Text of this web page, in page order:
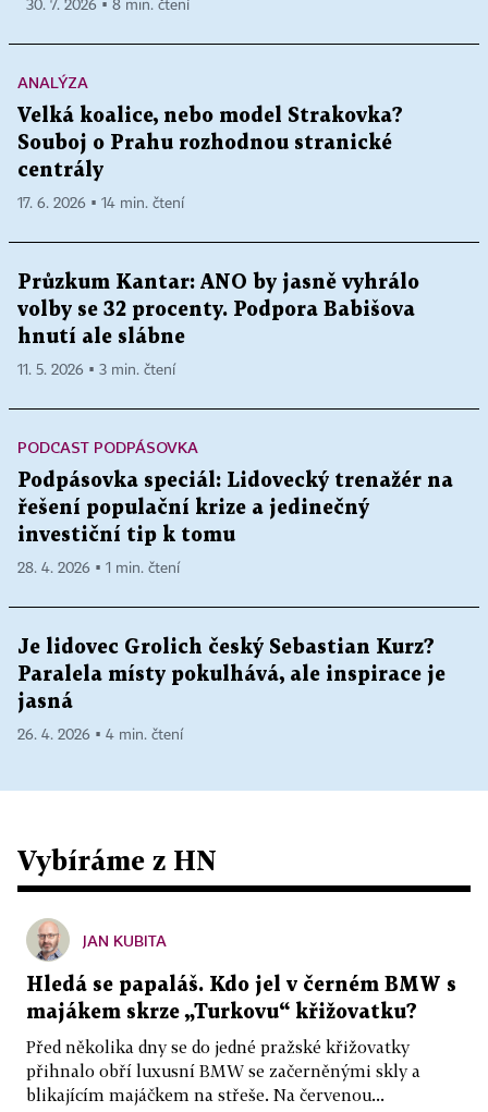
30. 7. 2026 ▪ 8 min. čtení
ANALÝZA
Velká koalice, nebo model Strakovka?
Souboj o Prahu rozhodnou stranické
centrály
17. 6. 2026 ▪ 14 min. čtení
Průzkum Kantar: ANO by jasně vyhrálo
volby se 32 procenty. Podpora Babišova
hnutí ale slábne
11. 5. 2026 ▪ 3 min. čtení
PODCAST PODPÁSOVKA
Podpásovka speciál: Lidovecký trenažér na
řešení populační krize a jedinečný
investiční tip k tomu
28. 4. 2026 ▪ 1 min. čtení
Je lidovec Grolich český Sebastian Kurz?
Paralela místy pokulhává, ale inspirace je
jasná
26. 4. 2026 ▪ 4 min. čtení
Vybíráme z HN
JAN KUBITA
Hledá se papaláš. Kdo jel v černém BMW s
majákem skrze „Turkovu“ křižovatku?
Před několika dny se do jedné pražské křižovatky
přihnalo obří luxusní BMW se začerněnými skly a
blikajícím majáčkem na střeše. Na červenou...